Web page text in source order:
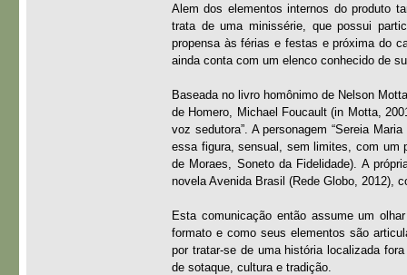
Alem dos elementos internos do produto
trata de uma minissérie, que possui
propensa às férias e festas e próxima do
ainda conta com um elenco conhecido de
Baseada no livro homônimo de Nelson
de Homero, Michael Foucault (in Motta,
voz sedutora”. A personagem “Sereia
essa figura, sensual, sem limites, com um
de Moraes, Soneto da Fidelidade). A
novela Avenida Brasil (Rede Globo, 2012),
Esta comunicação então assume um
formato e como seus elementos são
por tratar-se de uma história localizada
de sotaque, cultura e tradição.